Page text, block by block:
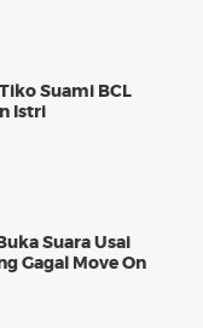
Suami BCL
Istri
Suara Usai
Gagal Move On